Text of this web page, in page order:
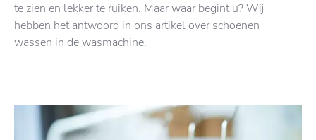
te zien en lekker te ruiken. Maar waar begint u? Wij
hebben het antwoord in ons artikel over schoenen
wassen in de wasmachine.